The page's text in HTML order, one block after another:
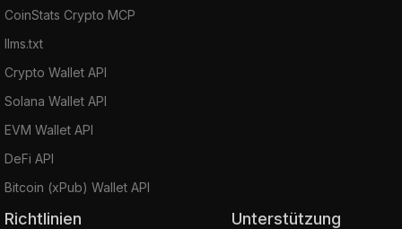
CoinStats Crypto MCP
llms.txt
Crypto Wallet API
Solana Wallet API
EVM Wallet API
DeFi API
Bitcoin (xPub) Wallet API
Richtlinien Unterstützung